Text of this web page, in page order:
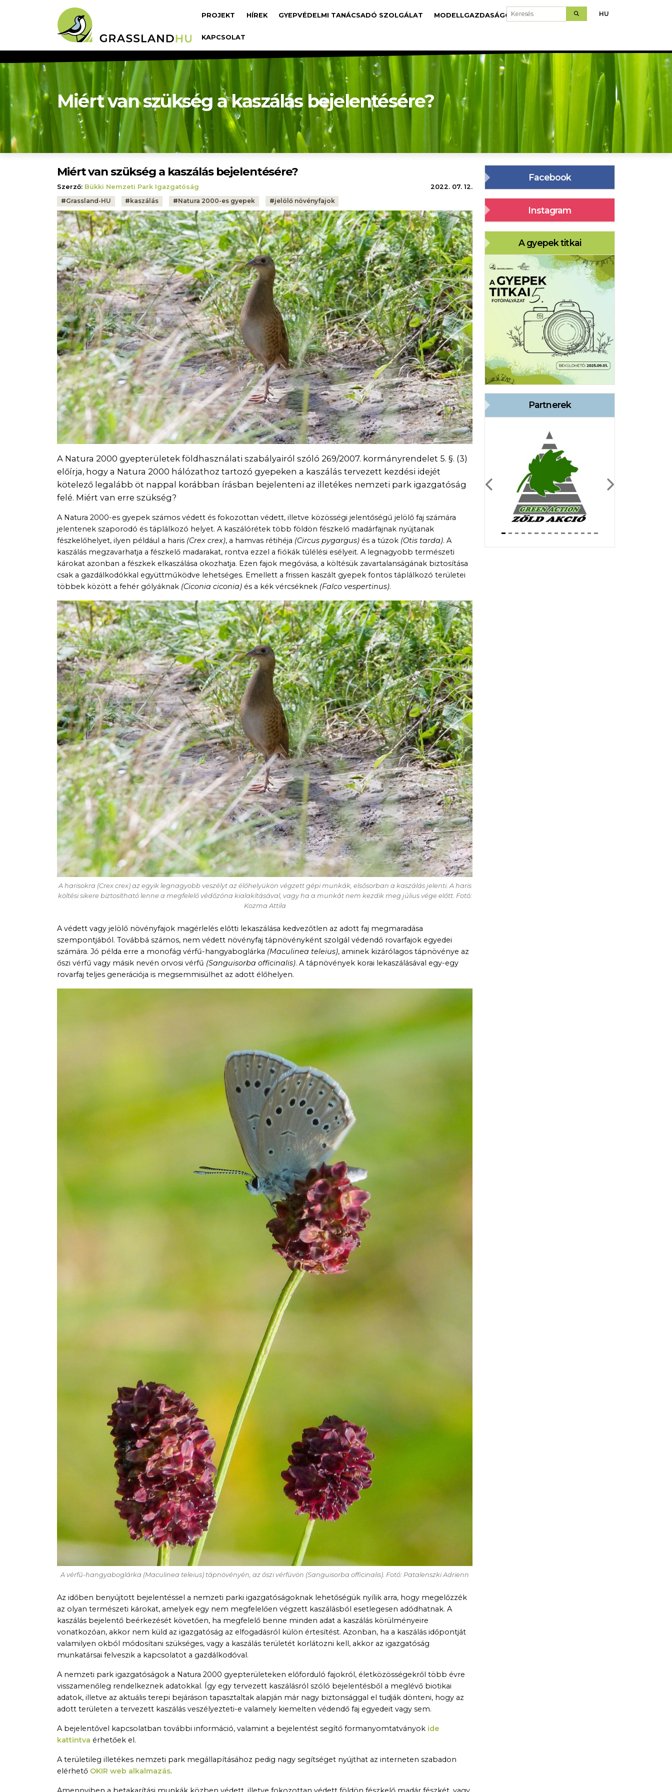
Fő navigáció
PROJEKT HÍREK GYEPVÉDELMI TANÁCSADÓ SZOLGÁLAT MODELLGAZDASÁGOK LETÖLTÉS
KAPCSOLAT
Keresés HU
Miért van szükség a kaszálás bejelentésére?
Miért van szükség a kaszálás bejelentésére?
Szerző: Bükki Nemzeti Park Igazgatóság
2022. 07. 12.
Tags:
#Grassland-HU # kaszálás #Natura 2000-es gyepek #jelölő növényfajok
A Natura 2000 gyepterületek földhasználati szabályairól szóló 269/2007. kormányrendelet 5. §. (3)
előírja, hogy a Natura 2000 hálózathoz tartozó gyepeken a kaszálás tervezett kezdési idejét
kötelező legalább öt nappal korábban írásban bejelenteni az illetékes nemzeti park igazgatóság
felé. Miért van erre szükség?
A Natura 2000-es gyepek számos védett és fokozottan védett, illetve közösségi jelentőségű jelölő faj számára
jelentenek szaporodó és táplálkozó helyet. A kaszálórétek több földön fészkelő madárfajnak nyújtanak
fészkelőhelyet, ilyen például a haris (Crex crex), a hamvas rétihéja (Circus pygargus) és a túzok (Otis tarda). A
kaszálás megzavarhatja a fészkelő madarakat, rontva ezzel a fiókák túlélési esélyeit. A legnagyobb természeti
károkat azonban a fészkek elkaszálása okozhatja. Ezen fajok megóvása, a költésük zavartalanságának biztosítása
csak a gazdálkodókkal együttműködve lehetséges. Emellett a frissen kaszált gyepek fontos táplálkozó területei
többek között a fehér gólyáknak (Ciconia ciconia) és a kék vércséknek (Falco vespertinus).
A harisokra (Crex crex) az egyik legnagyobb veszélyt az élőhelyükön végzett gépi munkák, elsősorban a kaszálás jelenti. A haris
költési sikere biztosítható lenne a megfelelő védőzóna kialakításával, vagy ha a munkát nem kezdik meg július vége előtt. Fotó:
Kozma Attila
A védett vagy jelölő növényfajok magérlelés előtti lekaszálása kedvezőtlen az adott faj megmaradása
szempontjából. Továbbá számos, nem védett növényfaj tápnövényként szolgál védendő rovarfajok egyedei
számára. Jó példa erre a monofág vérfű-hangyaboglárka (Maculinea teleius), aminek kizárólagos tápnövénye az
őszi vérfű vagy másik nevén orvosi vérfű (Sanguisorba officinalis). A tápnövények korai lekaszálásával egy-egy
rovarfaj teljes generációja is megsemmisülhet az adott élőhelyen.
A vérfű-hangyaboglárka (Maculinea teleius) tápnövényén, az őszi vérfüvön (Sanguisorba officinalis). Fotó: Patalenszki Adrienn
Az időben benyújtott bejelentéssel a nemzeti parki igazgatóságoknak lehetőségük nyílik arra, hogy megelőzzék
az olyan természeti károkat, amelyek egy nem megfelelően végzett kaszálásból esetlegesen adódhatnak. A
kaszálás bejelentő beérkezését követően, ha megfelelő benne minden adat a kaszálás körülményeire
vonatkozóan, akkor nem küld az igazgatóság az elfogadásról külön értesítést. Azonban, ha a kaszálás időpontját
valamilyen okból módosítani szükséges, vagy a kaszálás területét korlátozni kell, akkor az igazgatóság
munkatársai felveszik a kapcsolatot a gazdálkodóval.
A nemzeti park igazgatóságok a Natura 2000 gyepterületeken előforduló fajokról, életközösségekről több évre
visszamenőleg rendelkeznek adatokkal. Így egy tervezett kaszálásról szóló bejelentésből a meglévő biotikai
adatok, illetve az aktuális terepi bejáráson tapasztaltak alapján már nagy biztonsággal el tudják dönteni, hogy az
adott területen a tervezett kaszálás veszélyezteti-e valamely kiemelten védendő faj egyedeit vagy sem.
A bejelentővel kapcsolatban további információ, valamint a bejelentést segítő formanyomtatványok ide
kattintva érhetőek el.
A területileg illetékes nemzeti park megállapításához pedig nagy segítséget nyújthat az interneten szabadon
elérhető OKIR web alkalmazás.
Facebook
Instagram
A gyepek titkai
Partnerek
Previous Next